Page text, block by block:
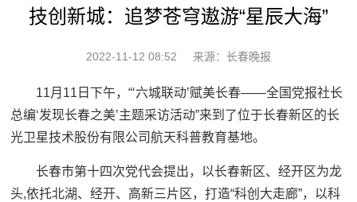
技创新城：追梦苍穹遨游“星辰大海”
2022-11-12 08:52 来源：长春晚报
11月11日下午，“‘六城联动’赋美长春——全国党报社长
总编‘发现长春之美’主题采访活动”来到了位于长春新区的长
光卫星技术股份有限公司航天科普教育基地。
长春市第十四次党代会提出，以长春新区、经开区为龙
头,依托北湖、经开、高新三片区，打造“科创大走廊”，以科